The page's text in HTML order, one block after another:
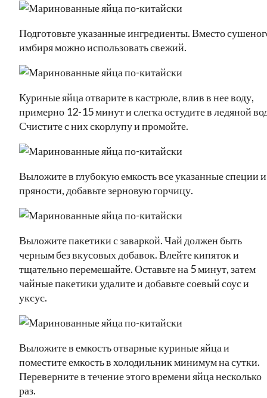
Подготовьте указанные ингредиенты. Вместо
имбиря можно использовать свежий.
Куриные яйца отварите в кастрюле, влив в нее воду,
примерно 12-15 минут и слегка остудите в ледяной
Счистите с них скорлупу и промойте.
Выложите в глубокую емкость все указанные специи и
пряности, добавьте зерновую горчицу.
Выложите пакетики с заваркой. Чай должен быть
черным без вкусовых добавок. Влейте кипяток и
тщательно перемешайте. Оставьте на 5 минут, затем
чайные пакетики удалите и добавьте соевый соус и
уксус.
Выложите в емкость отварные куриные яйца и
поместите емкость в холодильник минимум на сутки.
Переверните в течение этого времени яйца несколько
раз.